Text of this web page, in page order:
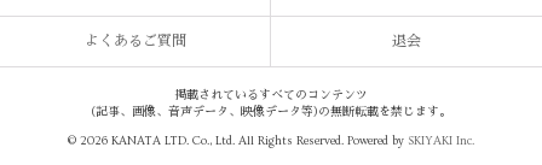
よくあるご質問 退会
掲載されているすべてのコンテンツ
(記事、画像、音声データ、映像データ等)の無断転載を禁じます。
© 2026 KANATA LTD. Co., Ltd. All Rights Reserved. Powered by SKIYAKI Inc.